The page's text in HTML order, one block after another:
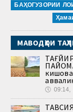
БАҲОГУЗОРИИ
МАВОДҲОИ
🕔 09:14,